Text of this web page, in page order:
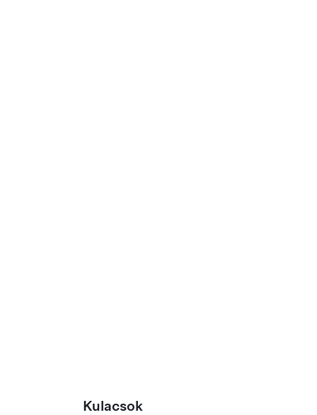
Kulacsok